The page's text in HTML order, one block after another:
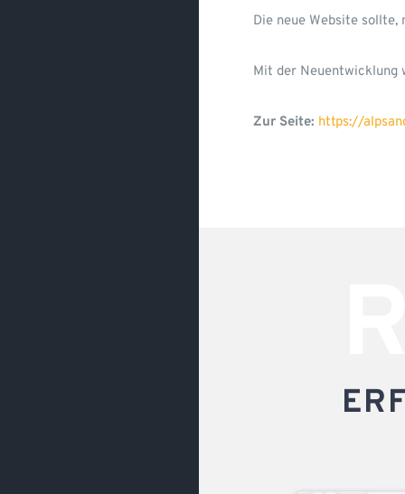
Die neue Website
Mit der Neuentwicklung
Zur Seite: https://